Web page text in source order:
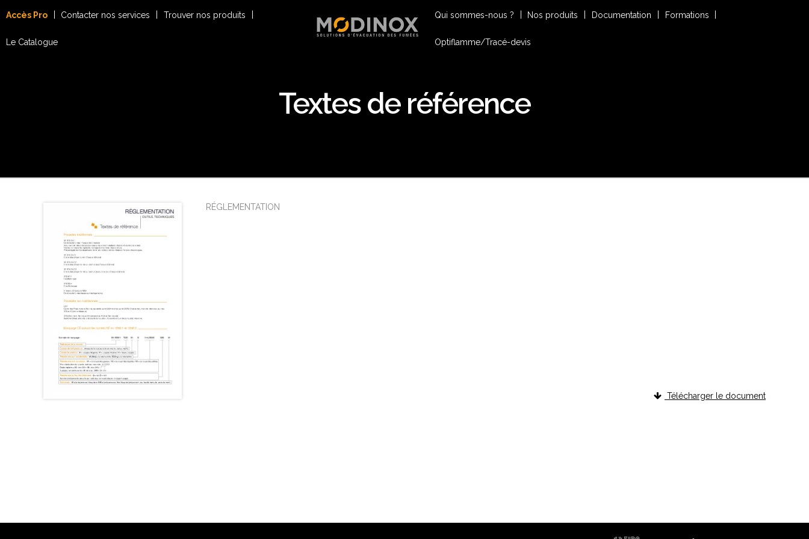
Accès Pro Contacter nos services Trouver nos produits
Le Catalogue
Qui sommes-nous ? Nos produits Documentation Formations
Optiflamme/Tracé-devis
Textes de référence
RÉGLEMENTATION
Télécharger le document